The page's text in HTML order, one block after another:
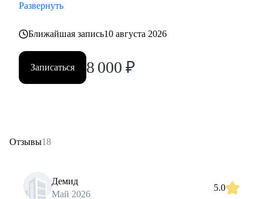
Развернуть
Ближайшая запись10 августа 2026
Записаться 8 000 ₽
Отзывы18
Демид
Май 2026
5.0